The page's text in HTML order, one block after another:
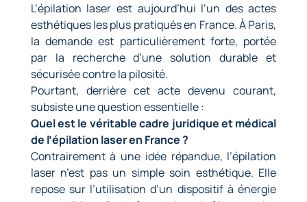
L’épilation laser est aujourd’hui l’un des actes
esthétiques les plus pratiqués en France. À Paris,
la demande est particulièrement forte, portée
par la recherche d’une solution durable et
sécurisée contre la pilosité.
Pourtant, derrière cet acte devenu courant,
subsiste une question essentielle :
Quel est le véritable cadre juridique et médical
de l’épilation laser en France ?
Contrairement à une idée répandue, l’épilation
laser n’est pas un simple soin esthétique. Elle
repose sur l’utilisation d’un dispositif à énergie